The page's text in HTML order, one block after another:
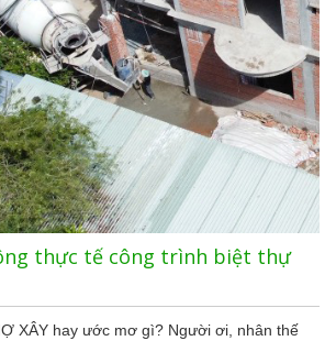
thực tế công trình biệt thự
XÂY hay ước mơ gì? Người ơi, nhân thế